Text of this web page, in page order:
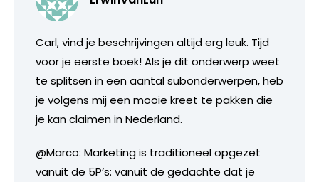
Carl, vind je beschrijvingen altijd erg leuk. Tijd
voor je eerste boek! Als je dit onderwerp weet
te splitsen in een aantal subonderwerpen, heb
je volgens mij een mooie kreet te pakken die
je kan claimen in Nederland.
@Marco: Marketing is traditioneel opgezet
vanuit de 5P’s: vanuit de gedachte dat je